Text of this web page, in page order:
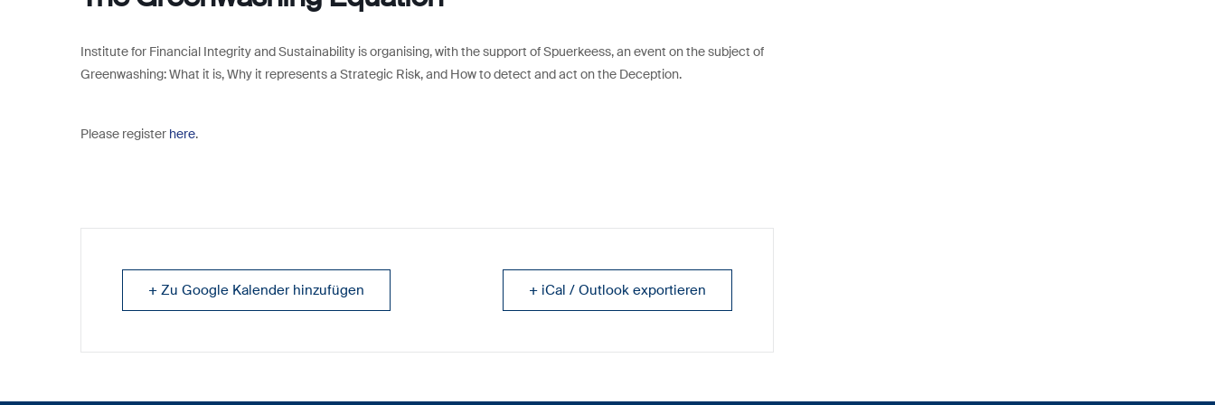
Institute for Financial Integrity and Sustainability is organising, with the support of Spuerkeess, an event on the subject of
Greenwashing: What it is, Why it represents a Strategic Risk, and How to detect and act on the Deception.
Please register here.
+ Zu Google Kalender hinzufügen + iCal / Outlook exportieren